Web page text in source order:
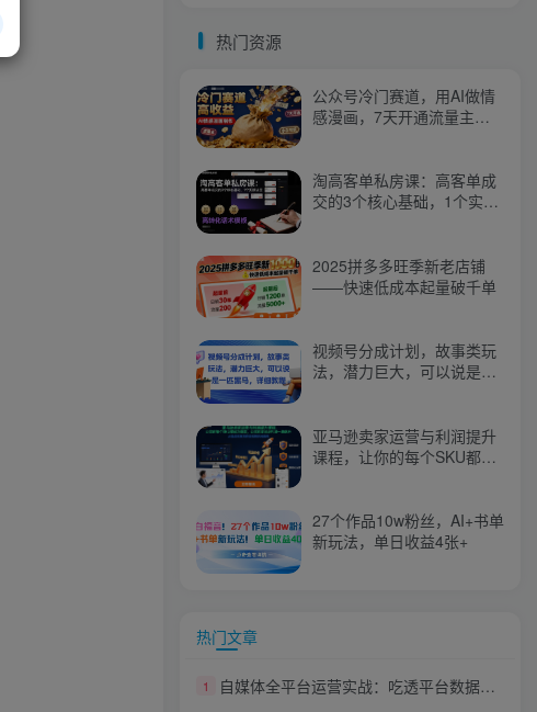
热门资源
公众号冷门赛道，用AI做情
感漫画，7天开通流量主，
淘高客单私房课：高客单成
交的3个核心基础，1个实操
2025拼多多旺季新老店铺
——快速低成本起量破千单
视频号分成计划，故事类玩
法，潜力巨大，可以说是一
亚马逊卖家运营与利润提升
课程，让你的每个SKU都成
27个作品10w粉丝，AI+书单
新玩法，单日收益4张+
热门文章
1 自媒体全平台运营实战：吃透平台数据规则，从起号定位到AI创作全流程